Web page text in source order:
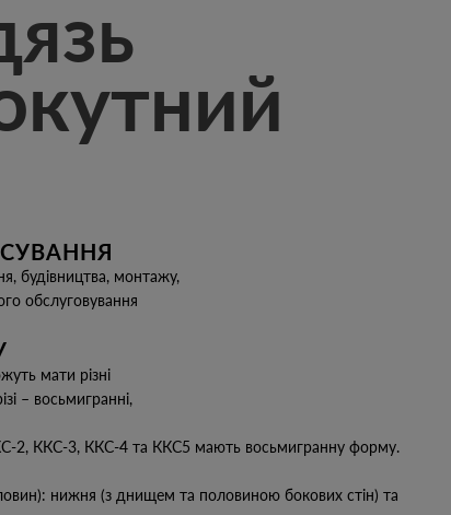
будівництва, монтажу,
обслуговування
мати різні
– восьмигранні,
2, ККС-3, ККС-4 та ККС5 мають восьмигранну форму.
нижня (з днищем та половиною бокових стін) та